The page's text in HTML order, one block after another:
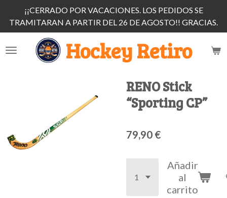
al
contenido
principal
Hockey Retiro
¡¡CERRADO POR VACACIONES. LOS PEDIDOS SE
TRAMITARAN A PARTIR DEL 26 DE AGOSTO!! GRACIAS.
RENO Stick
“Sporting CP”
79,90 €
Añadir
al
carrito